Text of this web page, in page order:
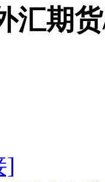
汇期
]